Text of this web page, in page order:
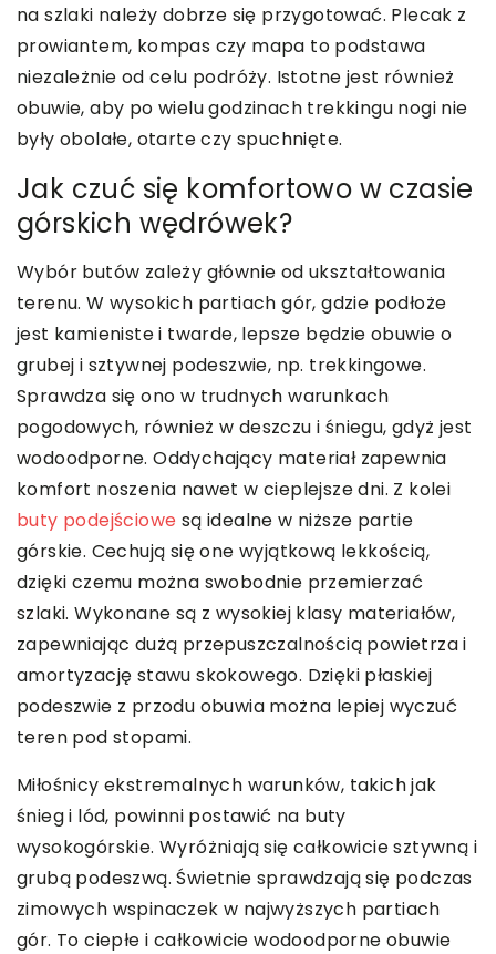
na szlaki należy dobrze się przygotować. Plecak z
prowiantem, kompas czy mapa to podstawa
niezależnie od celu podróży. Istotne jest również
obuwie, aby po wielu godzinach trekkingu nogi nie
były obolałe, otarte czy spuchnięte.
Jak czuć się komfortowo w czasie
górskich wędrówek?
Wybór butów zależy głównie od ukształtowania
terenu. W wysokich partiach gór, gdzie podłoże
jest kamieniste i twarde, lepsze będzie obuwie o
grubej i sztywnej podeszwie, np. trekkingowe.
Sprawdza się ono w trudnych warunkach
pogodowych, również w deszczu i śniegu, gdyż jest
wodoodporne. Oddychający materiał zapewnia
komfort noszenia nawet w cieplejsze dni. Z kolei
buty podejściowe są idealne w niższe partie
górskie. Cechują się one wyjątkową lekkością,
dzięki czemu można swobodnie przemierzać
szlaki. Wykonane są z wysokiej klasy materiałów,
zapewniając dużą przepuszczalnością powietrza i
amortyzację stawu skokowego. Dzięki płaskiej
podeszwie z przodu obuwia można lepiej wyczuć
teren pod stopami.
Miłośnicy ekstremalnych warunków, takich jak
śnieg i lód, powinni postawić na buty
wysokogórskie. Wyróżniają się całkowicie sztywną i
grubą podeszwą. Świetnie sprawdzają się podczas
zimowych wspinaczek w najwyższych partiach
gór. To ciepłe i całkowicie wodoodporne obuwie